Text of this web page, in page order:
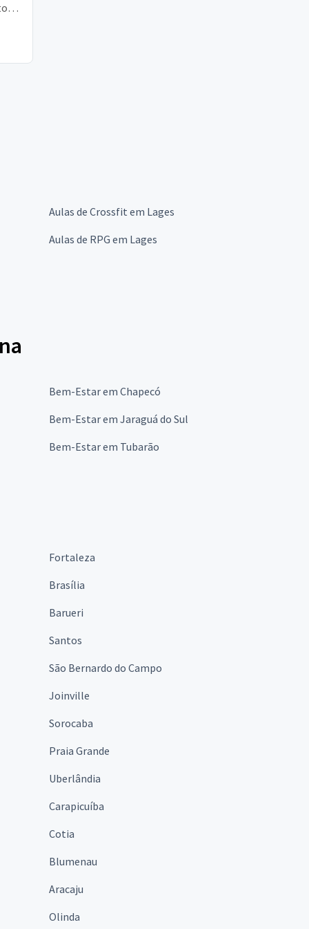
Aulas de Crossfit em Lages
Aulas de RPG em Lages
Bem-Estar em Chapecó
Bem-Estar em Jaraguá do Sul
Bem-Estar em Tubarão
Fortaleza
Brasília
Barueri
Santos
São Bernardo do Campo
Joinville
Sorocaba
Praia Grande
Uberlândia
Carapicuíba
Cotia
Blumenau
Aracaju
Olinda